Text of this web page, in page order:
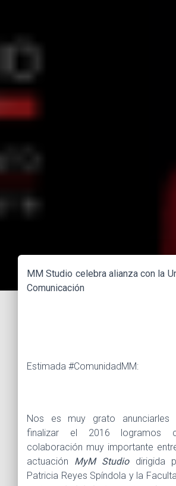
MM Studio celebra alianza con la
Comunicación
Estimada #ComunidadMM:
Nos es muy grato
finalizar el 2016 logramos
colaboración muy importante
actuación MyM Studiodirigida
Patricia Reyes Spíndola y la